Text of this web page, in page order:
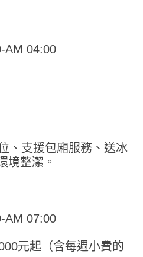
AM 04:00
、支援包廂服務、送冰
境整潔。
AM 07:00
元起（含每週小費的